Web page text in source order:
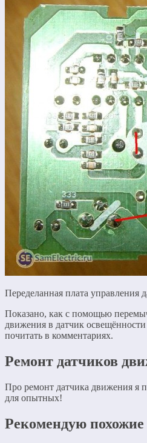
Переделанная плата управления
Показано, как с помощью
движения в датчик
почитать в комментариях.
Ремонт датчиков
Про ремонт датчика движения я
для опытных!
Рекомендую похожие